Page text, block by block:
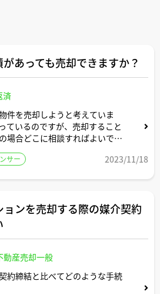
手放す
スク他・・・
リスクは多いですが、資産を残
点
あっても売却できますか？
済
件を売却しようと考えていま
ているのですが、売却すること
場合どこに相談すればよいです
サー 2023/11/18
ンを売却する際の媒介契約
動産売却一般
約締結と比べてどのような手続